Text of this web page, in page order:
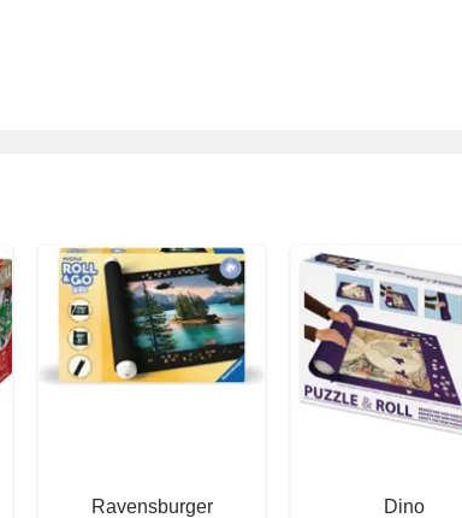
Ravensburger
Dino